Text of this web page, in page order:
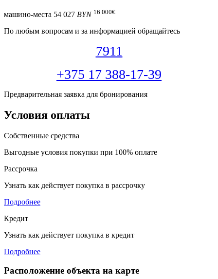
машино-места 54 027 BYN 16 000€
По любым вопросам и за информацией обращайтесь
7911
+375 17 388-17-39
Предварительная заявка для бронирования
Условия оплаты
Собственные средства
Выгодные условия покупки при 100% оплате
Рассрочка
Узнать как действует покупка в рассрочку
Подробнее
Кредит
Узнать как действует покупка в кредит
Подробнее
Расположение объекта на карте